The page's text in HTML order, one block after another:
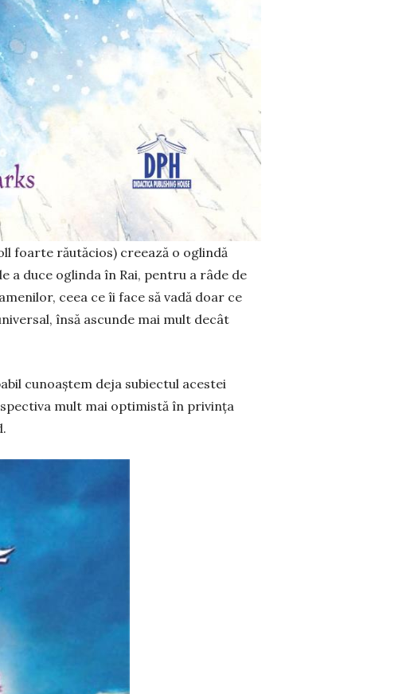
foarte răutăcios) creează o oglindă
a duce oglinda în Rai, pentru a râde de
ceea ce îi face să vadă doar ce
însă ascunde mai mult decât
cunoaștem deja subiectul acestei
mult mai optimistă în privința